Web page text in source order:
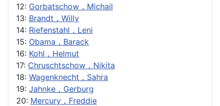
12: Gorbatschow，Michail
13: Brandt，Willy
14: Riefenstahl，Leni
15: Obama，Barack
16: Kohl，Helmut
17: Chruschtschow，Nikita
18: Wagenknecht，Sahra
19: Jahnke，Gerburg
20: Mercury，Freddie